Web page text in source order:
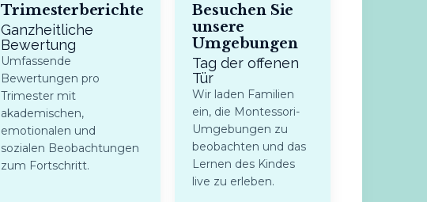
Trimesterberichte
Ganzheitliche
Bewertung
Umfassende
Bewertungen pro
Trimester mit
akademischen,
emotionalen und
sozialen Beobachtungen
zum Fortschritt.
Besuchen Sie
unsere
Umgebungen
Tag der offenen
Tür
Wir laden Familien
ein, die Montessori-
Umgebungen zu
beobachten und das
Lernen des Kindes
live zu erleben.